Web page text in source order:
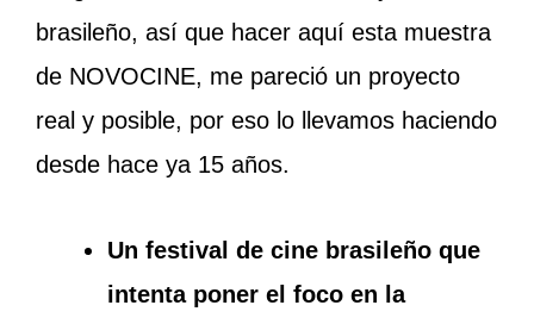
brasileño, así que hacer aquí esta muestra
de NOVOCINE, me pareció un proyecto
real y posible, por eso lo llevamos haciendo
desde hace ya 15 años.
Un festival de cine brasileño que
intenta poner el foco en la